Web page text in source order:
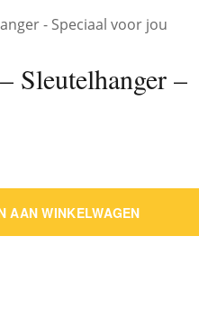
Sleutelhanger –
AAN WINKELWAGEN